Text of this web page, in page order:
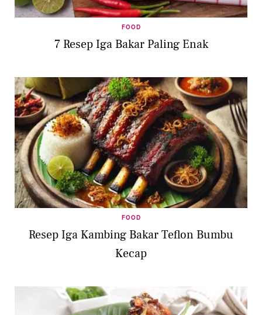
FOOD
7 Resep Iga Bakar Paling Enak
FOOD
Resep Iga Kambing Bakar Teflon Bumbu
Kecap